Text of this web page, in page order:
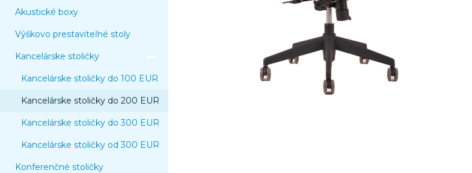
Akustické boxy
Výškovo prestaviteľné stoly
Kancelárske stoličky
Kancelárske stoličky do 100 EUR
Kancelárske stoličky do 200 EUR
Kancelárske stoličky do 300 EUR
Kancelárske stoličky od 300 EUR
Konferenčné stoličky